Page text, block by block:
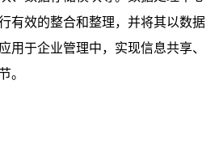
有效的整合和整理，并将其以数据
用于企业管理中，实现信息共享、
。